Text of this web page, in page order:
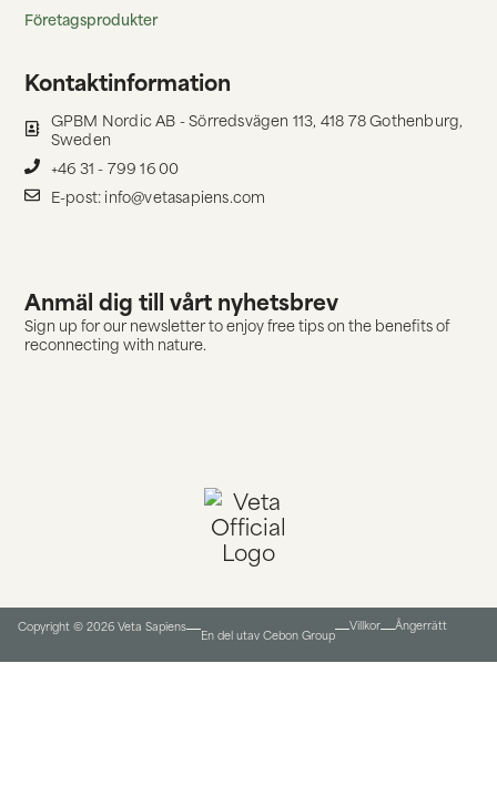
Företagsprodukter
Kontaktinformation
GPBM Nordic AB - Sörredsvägen 113, 418 78 Gothenburg,
Sweden
+46 31 - 799 16 00
E-post: info@vetasapiens.com
Anmäl dig till vårt nyhetsbrev
Sign up for our newsletter to enjoy free tips on the benefits of
reconnecting with nature.
Copyright © 2026 Veta Sapiens
En del utav Cebon Group
Villkor Ångerrätt